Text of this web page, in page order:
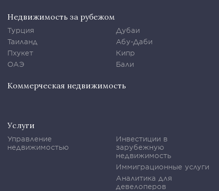
Недвижимость за рубежом
Турция
Таиланд
Пхукет
ОАЭ
Дубаи
Абу-Даби
Кипр
Бали
Коммерческая недвижимость
Услуги
Управление
недвижимостью
Инвестиции в
зарубежную
недвижимость
Иммиграционные услуги
Аналитика для
девелоперов